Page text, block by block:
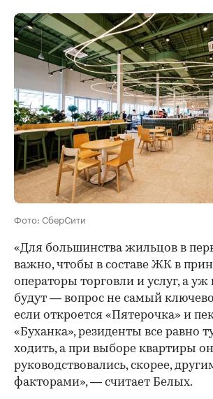
Фото: СберСити
«Для большинства жильцов в
важно, чтобы в составе ЖК в
операторы торговли и услуг, а
будут — вопрос не самый
если откроется «Пятерочка» и
«Буханка», резиденты все равно
ходить, а при выборе квартиры
руководствовались, скорее,
факторами», — считает Белых.